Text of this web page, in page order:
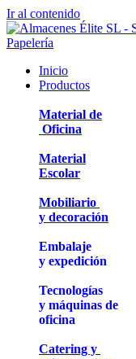
Ir al contenido
Inicio
Productos
Material de
Oficina
Material
Escolar
Mobiliario
y decoración
Embalaje
y expedición
Tecnologías
y máquinas de
oficina
Catering y